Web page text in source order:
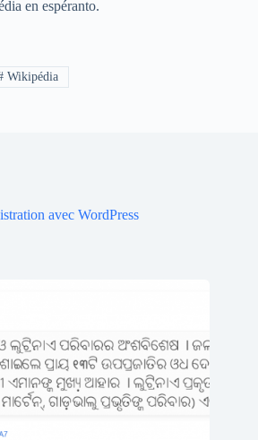
en espéranto.
Wikipédia
avec WordPress